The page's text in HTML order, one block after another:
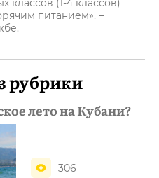
классов (1-4 классов)
питанием», –
рубрики
лето на Кубани?
306